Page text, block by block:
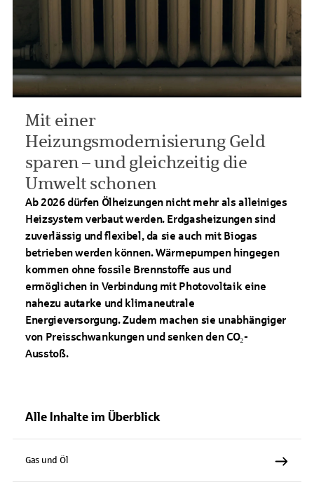
Mit einer
Heizungsmodernisierung Geld
sparen – und gleichzeitig die
Umwelt schonen
Ab 2026 dürfen Ölheizungen nicht mehr als alleiniges
Heizsystem verbaut werden. Erdgasheizungen sind
zuverlässig und flexibel, da sie auch mit Biogas
betrieben werden können. Wärmepumpen hingegen
kommen ohne fossile Brennstoffe aus und
ermöglichen in Verbindung mit Photovoltaik eine
nahezu autarke und klimaneutrale
Energieversorgung. Zudem machen sie unabhängiger
von Preisschwankungen und senken den CO₂-
Ausstoß.
Alle Inhalte im Überblick
Gas und Öl